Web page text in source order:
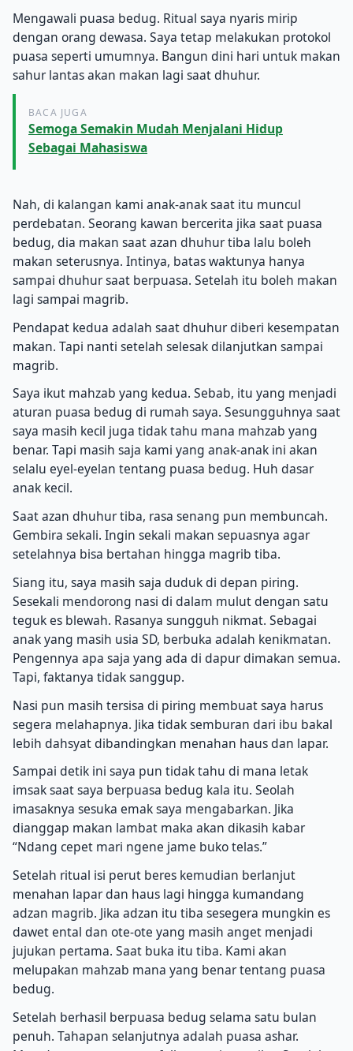
Mengawali puasa bedug. Ritual saya nyaris mirip
dengan orang dewasa. Saya tetap melakukan protokol
puasa seperti umumnya. Bangun dini hari untuk makan
sahur lantas akan makan lagi saat dhuhur.
BACA JUGA
Semoga Semakin Mudah Menjalani Hidup
Sebagai Mahasiswa
Nah, di kalangan kami anak-anak saat itu muncul
perdebatan. Seorang kawan bercerita jika saat puasa
bedug, dia makan saat azan dhuhur tiba lalu boleh
makan seterusnya. Intinya, batas waktunya hanya
sampai dhuhur saat berpuasa. Setelah itu boleh makan
lagi sampai magrib.
Pendapat kedua adalah saat dhuhur diberi kesempatan
makan. Tapi nanti setelah selesak dilanjutkan sampai
magrib.
Saya ikut mahzab yang kedua. Sebab, itu yang menjadi
aturan puasa bedug di rumah saya. Sesungguhnya saat
saya masih kecil juga tidak tahu mana mahzab yang
benar. Tapi masih saja kami yang anak-anak ini akan
selalu eyel-eyelan tentang puasa bedug. Huh dasar
anak kecil.
Saat azan dhuhur tiba, rasa senang pun membuncah.
Gembira sekali. Ingin sekali makan sepuasnya agar
setelahnya bisa bertahan hingga magrib tiba.
Siang itu, saya masih saja duduk di depan piring.
Sesekali mendorong nasi di dalam mulut dengan satu
teguk es blewah. Rasanya sungguh nikmat. Sebagai
anak yang masih usia SD, berbuka adalah kenikmatan.
Pengennya apa saja yang ada di dapur dimakan semua.
Tapi, faktanya tidak sanggup.
Nasi pun masih tersisa di piring membuat saya harus
segera melahapnya. Jika tidak semburan dari ibu bakal
lebih dahsyat dibandingkan menahan haus dan lapar.
Sampai detik ini saya pun tidak tahu di mana letak
imsak saat saya berpuasa bedug kala itu. Seolah
imasaknya sesuka emak saya mengabarkan. Jika
dianggap makan lambat maka akan dikasih kabar
“Ndang cepet mari ngene jame buko telas.”
Setelah ritual isi perut beres kemudian berlanjut
menahan lapar dan haus lagi hingga kumandang
adzan magrib. Jika adzan itu tiba sesegera mungkin es
dawet ental dan ote-ote yang masih anget menjadi
jujukan pertama. Saat buka itu tiba. Kami akan
melupakan mahzab mana yang benar tentang puasa
bedug.
Setelah berhasil berpuasa bedug selama satu bulan
penuh. Tahapan selanjutnya adalah puasa ashar.